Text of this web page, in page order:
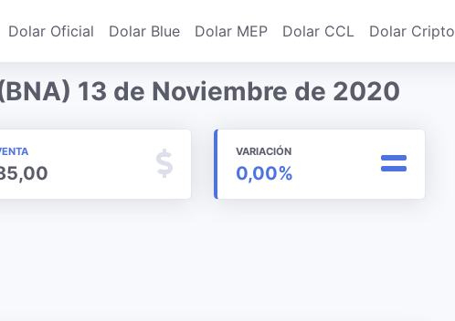
Dolar Oficial Dolar Blue Dolar MEP Dolar CCL Dolar Cripto
13 de Noviembre de 2020
VARIACIÓN
0,00%